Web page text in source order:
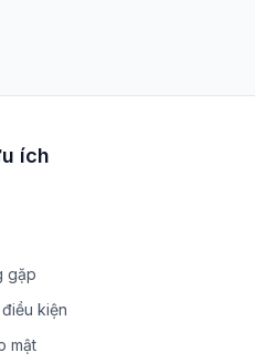
ích
gặp
kiện
mật